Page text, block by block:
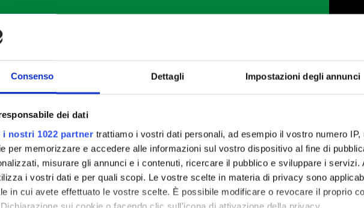
Consenso Dettagli Impostazioni degli annunci
dei dati
i nostri 1022 partner trattiamo i vostri dati personali, ad esempio il vostro numero
per memorizzare e accedere alle informazioni sul vostro dispositivo al fine di
misurare gli annunci e i contenuti, ricercare il pubblico e sviluppare i
i vostri dati e per quali scopi. Le vostre scelte in materia di privacy sono
in cui avete effettuato le vostre scelte. È possibile modificare o revocare il proprio
negli ultimi 5 minuti di cottura togliere il coperchio e lasciare
fino a ottenere una salsa lucida e leggermente caramellata.
e pepe.
i fusi nei piatti, completare con il fondo alle ciliegie e aggiungere le
nota croccante. Servire ben caldo.